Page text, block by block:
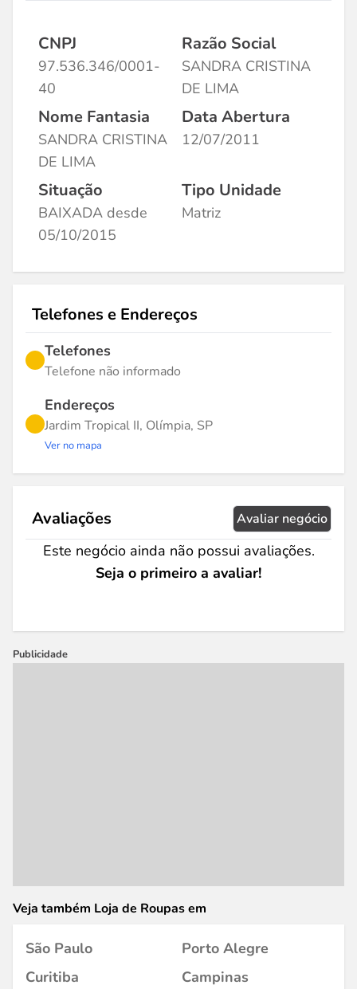
CNPJ
97.536.346/0001-
40
Razão Social
SANDRA CRISTINA
DE LIMA
Nome Fantasia
SANDRA CRISTINA
DE LIMA
Data Abertura
12/07/2011
Situação
BAIXADA desde
05/10/2015
Tipo Unidade
Matriz
Telefones e Endereços
Telefones
Telefone não informado
Endereços
Jardim Tropical II, Olímpia, SP
Ver no mapa
Avaliações Avaliar negócio
Este negócio ainda não possui avaliações.
Seja o primeiro a avaliar!
Publicidade
Veja também Loja de Roupas em
São Paulo
Porto Alegre
Curitiba
Campinas